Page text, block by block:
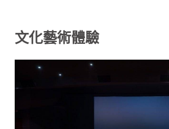
文化藝術體驗